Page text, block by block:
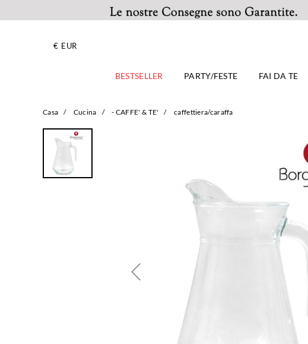
€ EUR
BESTSELLER PARTY/FESTE FAI DA TE
Casa / Cucina / - CAFFE' & TE' / caffettiera/caraffa